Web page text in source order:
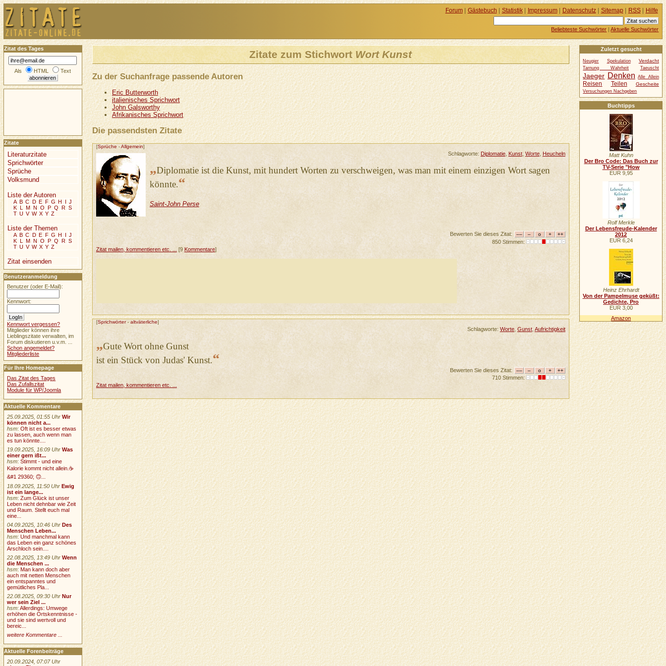
Zitate zum Stichwort Wort Kunst
Zu der Suchanfrage passende Autoren
Eric Butterworth
italienisches Sprichwort
John Galsworthy
Afrikanisches Sprichwort
Die passendsten Zitate
[Sprüche -Allgemein]
Schlagworte: Diplomatie, Kunst,Worte, Heucheln
„Diplomatie ist die Kunst, mit hundert Worten zu verschweigen, was man mit einem einzigen Wort sagen
könnte.“
Saint-John Perse
Bewerten Sie dieses Zitat:
850 Stimmen:
Zitat mailen, kommentieren etc. ...
[9 Kommentare]
[Sprichwörter- altväterliche]
Schlagworte: Worte, Gunst, Aufrichtigkeit
„Gute Wort ohne Gunst
ist ein Stück von Judas' Kunst.“
Bewerten Sie dieses Zitat:
710 Stimmen:
Zitat mailen, kommentieren etc. ...
Zuletzt gesucht
Neugier Spekulation Verdacht
Tarnung Wahrheit Taeuscht
Jaeger Denken Alle Allein
Reisen Teilen Gescheite
Versuchungen Nachgeben
Buchtipps
Matt Kuhn
Der Bro Code: Das Buch zur
TV-Serie "How
EUR 9,95
Rolf Merkle
Der Lebensfreude-Kalender
2012
EUR 6,24
Heinz Ehrhardt
Von der Pampelmuse geküßt:
Gedichte, Pro
EUR 3,00
Amazon
Zitat des Tages
Als HTML Text
Zitate
Literaturzitate
Sprichwörter
Sprüche
Volksmund
Liste der Autoren
A B C D E F G H I J
K L M N O P Q R S
T U V W X Y Z
Liste der Themen
A B C D E F G H I J
K L M N O P Q R S
T U V W X Y Z
Zitat einsenden
Benutzeranmeldung
Benutzer (oder E-Mail):
Kennwort:
Kennwort vergessen?
Mitglieder können ihre
Lieblingszitate verwalten, im
Forum diskutieren u.v.m. ...
Schon angemeldet?
Mitgliederliste
Für Ihre Homepage
Das Zitat des Tages
Das Zufallszitat
Module für WP/Joomla
Aktuelle Kommentare
25.09.2025, 01:55 Uhr Wir
können nicht a...
hsm:Oft ist es besser etwas
zu lassen, auch wenn man
es tun könnte....
19.09.2025, 16:09 Uhr Was
einer gern ißt...
hsm:Stimmt - und eine
Kalorie kommt nicht allein.☕
&#1 29360; 🙃...
18.09.2025, 11:50 Uhr Ewig
ist ein lange...
hsm:Zum Glück ist unser
Leben nicht dehnbar wie Zeit
und Raum. Stellt euch mal
eine...
04.09.2025, 10:46 Uhr Des
Menschen Leben...
hsm:Und manchmal kann
das Leben ein ganz schönes
Arschloch sein....
22.08.2025, 13:49 Uhr Wenn
die Menschen ...
hsm:Man kann doch aber
auch mit netten Menschen
ein entspanntes und
gemütliches Pla...
22.08.2025, 09:30 Uhr Nur
wer sein Ziel ...
hsm:Allerdings: Umwege
erhöhen die Ortskenntnisse -
und sie sind wertvoll und
bereic...
weitere Kommentare ...
Aktuelle Forenbeiträge
20.09.2024, 07:07 Uhr
Forum| Gästebuch | Statistik| Impressum| Datenschutz| Sitemap| RSS| Hilfe
Beliebteste Suchwörter |Aktuelle Suchwörter